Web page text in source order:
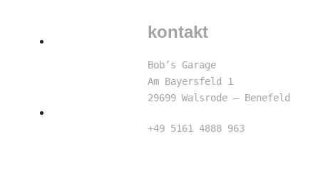
kontakt
Bob’s Garage
Am Bayersfeld 1
29699 Walsrode – Benefeld
+49 5161 4888 963